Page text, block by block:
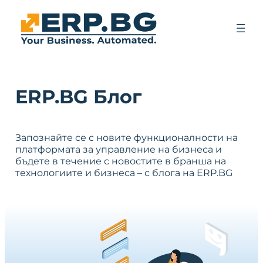
ERP.BG Блог
Запознайте се с новите функционалности на
платформата за управление на бизнеса и
бъдете в течение с новостите в бранша на
технологиите и бизнеса – с блога на ERP.BG